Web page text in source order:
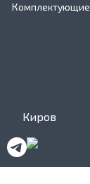
Комплектующие
Киров